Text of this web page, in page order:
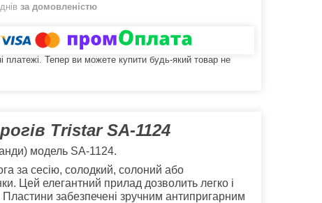
за домовленістю
платежі. Тепер ви можете купити будь-який товар не
Tristar SA-1124
модель SA-1124.
за сесію, солодкий, солоний або
Цей елегантний прилад дозволить легко і
забезпечені зручним антипригарним